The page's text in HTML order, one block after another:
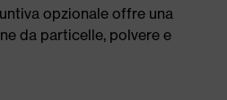
opzionale offre una
da particelle, polvere e